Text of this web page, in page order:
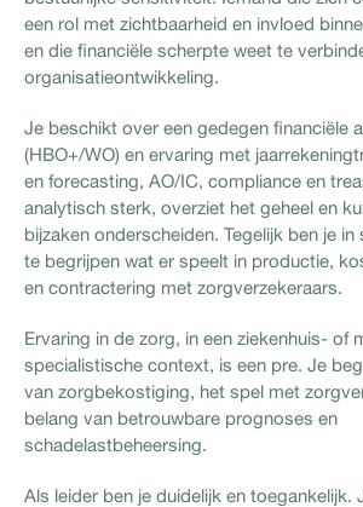
een rol met zichtbaarheid en invloed
en die financiële scherpte weet te
organisatieontwikkeling.
Je beschikt over een gedegen financiële
(HBO+/WO) en ervaring met
en forecasting, AO/IC, compliance en
analytisch sterk, overziet het geheel en
bijzaken onderscheiden. Tegelijk ben je
te begrijpen wat er speelt in productie,
en contractering met zorgverzekeraars.
Ervaring in de zorg, in een ziekenhuis- of
specialistische context, is een pre. Je
van zorgbekostiging, het spel met
belang van betrouwbare prognoses en
schadelastbeheersing.
Als leider ben je duidelijk en toegankelijk.